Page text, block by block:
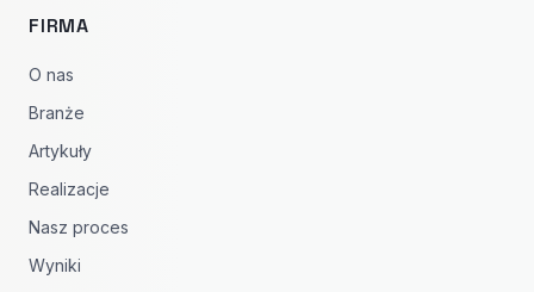
FIRMA
O nas
Branże
Artykuły
Realizacje
Nasz proces
Wyniki